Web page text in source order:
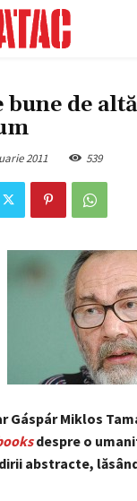
de
2011 539
Gáspár Miklos
despre o
abstracte,